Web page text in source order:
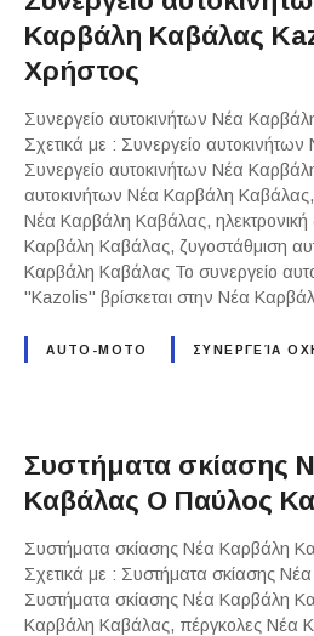
Καρβάλη Καβάλας
Χρήστος
Συνεργείο αυτοκινήτων Νέα
Σχετικά με : Συνεργείο
Συνεργείο αυτοκινήτων Νέα
αυτοκινήτων Νέα Καρβάλη Καβάλας,
Νέα Καρβάλη Καβάλας,
Καρβάλη Καβάλας, ζυγοστάθμιση
Καρβάλη Καβάλας Το συνεργείο
"Kazolis" βρίσκεται στην Νέα
AUTO-MOTO ΣΥΝΕΡΓΕΊΑ
Συστήματα σκίασης
Καβάλας Ο Παύλος
Συστήματα σκίασης Νέα Καρβάλη
Σχετικά με : Συστήματα σκίασης
Συστήματα σκίασης Νέα Καρβάλη
Καρβάλη Καβάλας, πέργκολες Νέα